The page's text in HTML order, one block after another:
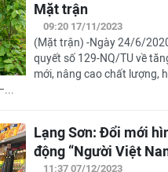
Mặt trận
09:20 17/11/2023
(Mặt trận) -Ngày 24/6/
quyết số 129-NQ/TU về
mới, nâng cao chất lượng,
Lạng Sơn: Đổi mới
động “Người Việt
11:37 07/12/2023